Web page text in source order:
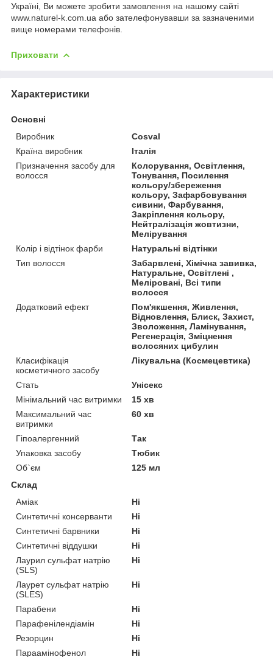
Україні, Ви можете зробити замовлення на нашому сайті
www.naturel-k.com.ua або зателефонувавши за зазначеними
вище номерами телефонів.
Приховати
Характеристики
Основні
Виробник
Cosval
Країна виробник
Італія
Призначення засобу для
волосся
Колорування, Освітлення,
Тонування, Посилення
кольору/збереження
кольору, Зафарбовування
сивини, Фарбування,
Закріплення кольору,
Нейтралізація жовтизни,
Мелірування
Колір і відтінок фарби
Натуральні відтінки
Тип волосся
Забарвлені, Хімічна завивка,
Натуральне, Освітлені ,
Меліровані, Всі типи
волосся
Додатковий ефект
Пом'якшення, Живлення,
Відновлення, Блиск, Захист,
Зволоження, Ламінування,
Регенерація, Зміцнення
волосяних цибулин
Класифікація
косметичного засобу
Лікувальна (Космецевтика)
Стать
Унісекс
Мінімальний час витримки
15 хв
Максимальний час
витримки
60 хв
Гіпоалергенний
Так
Упаковка засобу
Тюбик
Об`єм
125 мл
Склад
Аміак
Ні
Синтетичні консерванти
Ні
Синтетичні барвники
Ні
Синтетичні віддушки
Ні
Лаурил сульфат натрію
(SLS)
Ні
Лаурет сульфат натрію
(SLES)
Ні
Парабени
Ні
Парафенілендіамін
Ні
Резорцин
Ні
Параамінофенол
Ні